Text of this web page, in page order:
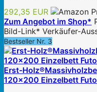
292,35 EUR
Zum Angebot im Shop*
Bild-Link* Verkäufer-
Bestseller Nr. 3
Erst-
120x200 Einzelbett